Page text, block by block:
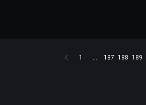
1 ... 187 188 189